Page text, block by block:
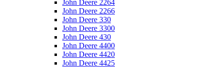
John Deere 2264
John Deere 2266
John Deere 330
John Deere 3300
John Deere 430
John Deere 4400
John Deere 4420
John Deere 4425